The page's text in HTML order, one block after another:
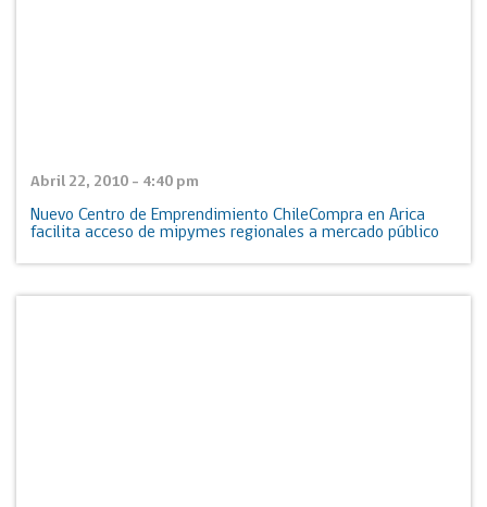
Abril 22, 2010 - 4:40 pm
Nuevo Centro de Emprendimiento ChileCompra en Arica
facilita acceso de mipymes regionales a mercado público